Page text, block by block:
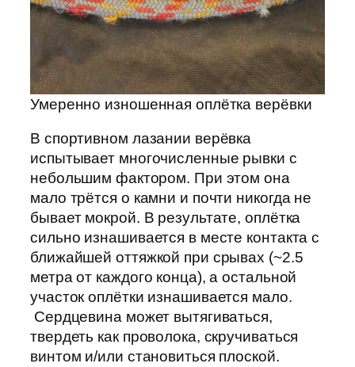
Умеренно изношенная оплётка верёвки
В спортивном лазании верёвка
испытывает многочисленные рывки с
небольшим фактором. При этом она
мало трётся о камни и почти никогда не
бывает мокрой. В результате, оплётка
сильно изнашивается в месте контакта с
ближайшей оттяжкой при срывах (~2.5
метра от каждого конца), а остальной
участок оплётки изнашивается мало.
Сердцевина может вытягиваться,
твердеть как проволока, скручиваться
винтом и/или становиться плоской.